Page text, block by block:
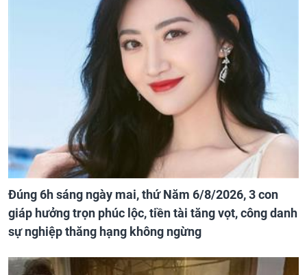
Đúng 6h sáng ngày mai, thứ Năm 6/8/2026, 3 con
giáp hưởng trọn phúc lộc, tiền tài tăng vọt, công danh
sự nghiệp thăng hạng không ngừng